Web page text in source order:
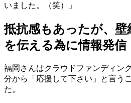
いました。（笑）」
抵抗感もあったが、壁
を伝える為に情報発信
福岡さんはクラウドファンディン
分から「応援して下さい」と言う
た。